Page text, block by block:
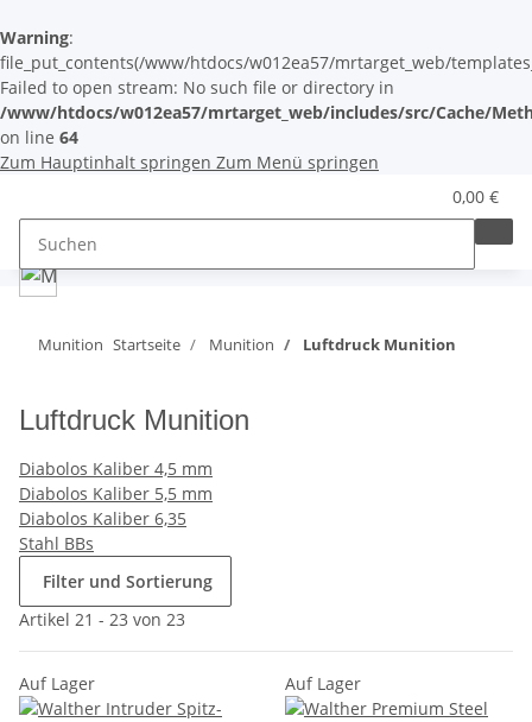
Warning:
file_put_contents(/www/htdocs/w012ea57/mrtarget_web/
Failed to open stream: No such file or directory in
/www/htdocs/w012ea57/mrtarget_web/includes/src/Cache/
on line 64
Zum Hauptinhalt springen Zum Menü springen
0,00 €
Munition Startseite Munition Luftdruck Munition
Luftdruck Munition
Diabolos Kaliber 4,5 mm
Diabolos Kaliber 5,5 mm
Diabolos Kaliber 6,35
Stahl BBs
Filter und Sortierung
Artikel 21 - 23 von 23
Auf Lager Auf Lager